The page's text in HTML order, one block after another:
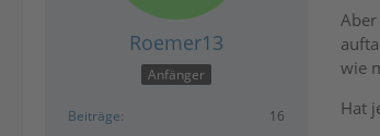
Roemer13
Anfänger
Beiträge 16
wie
Hat